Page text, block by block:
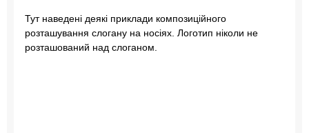
Тут наведені деякі приклади композиційного
розташування слогану на носіях. Логотип ніколи не
розташований над слоганом.